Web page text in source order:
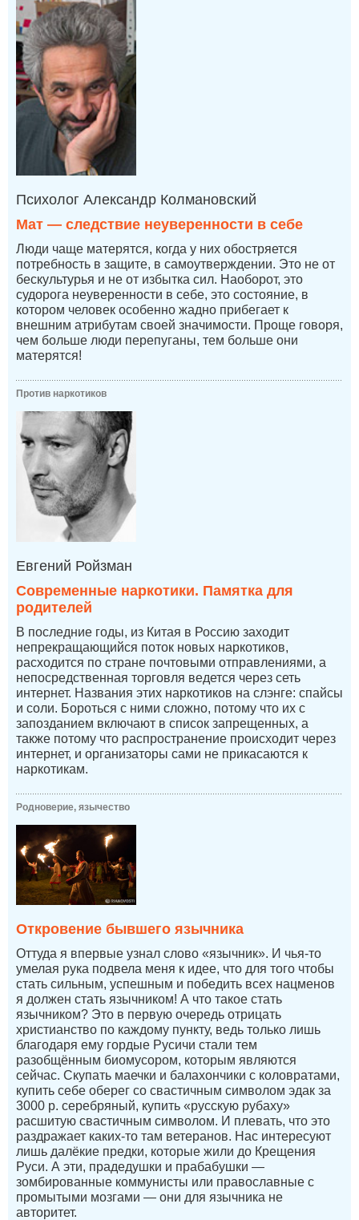
Психолог Александр Колмановский
Мат — следствие неуверенности в себе
Люди чаще матерятся, когда у них обостряется
потребность в защите, в самоутверждении. Это не от
бескультурья и не от избытка сил. Наоборот, это
судорога неуверенности в себе, это состояние, в
котором человек особенно жадно прибегает к
внешним атрибутам своей значимости. Проще говоря,
чем больше люди перепуганы, тем больше они
матерятся!
Против наркотиков
Евгений Ройзман
Современные наркотики. Памятка для
родителей
В последние годы, из Китая в Россию заходит
непрекращающийся поток новых наркотиков,
расходится по стране почтовыми отправлениями, а
непосредственная торговля ведется через сеть
интернет. Названия этих наркотиков на слэнге: спайсы
и соли. Бороться с ними сложно, потому что их с
запозданием включают в список запрещенных, а
также потому что распространение происходит через
интернет, и организаторы сами не прикасаются к
наркотикам.
Родноверие, язычество
Откровение бывшего язычника
Оттуда я впервые узнал слово «язычник». И чья-то
умелая рука подвела меня к идее, что для того чтобы
стать сильным, успешным и победить всех нацменов
я должен стать язычником! А что такое стать
язычником? Это в первую очередь отрицать
христианство по каждому пункту, ведь только лишь
благодаря ему гордые Русичи стали тем
разобщённым биомусором, которым являются
сейчас. Скупать маечки и балахончики с коловратами,
купить себе оберег со свастичным символом эдак за
3000 р. серебряный, купить «русскую рубаху»
расшитую свастичным символом. И плевать, что это
раздражает каких-то там ветеранов. Нас интересуют
лишь далёкие предки, которые жили до Крещения
Руси. А эти, прадедушки и прабабушки —
зомбированные коммунисты или православные с
промытыми мозгами — они для язычника не
авторитет.